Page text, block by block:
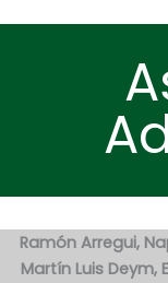
Ramón Arregui,
Martín Luis Deym,